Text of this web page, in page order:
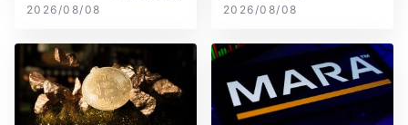
2026/08/08 2026/08/08